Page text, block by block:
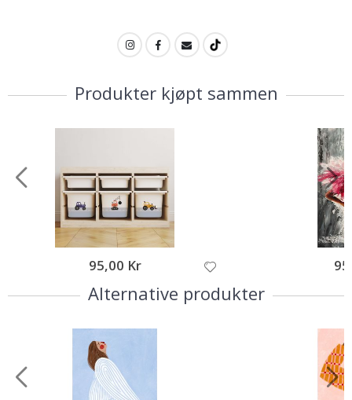
Produkter kjøpt sammen
95,00 Kr
Alternative produkter